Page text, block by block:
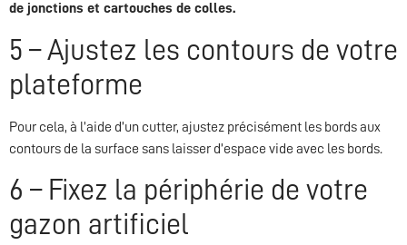
de jonctions et cartouches de colles.
5 – Ajustez les contours de votre
plateforme
Pour cela, à l’aide d’un cutter, ajustez précisément les bords aux
contours de la surface sans laisser d’espace vide avec les bords.
6 – Fixez la périphérie de votre
gazon artificiel